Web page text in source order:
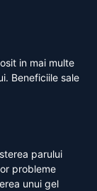
in mai multe
Beneficiile sale
parului
probleme
unui gel